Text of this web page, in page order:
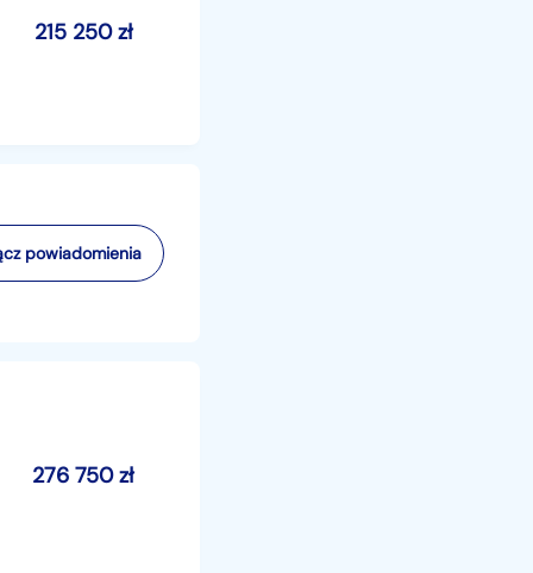
215 250zł
powiadomienia
276 750zł